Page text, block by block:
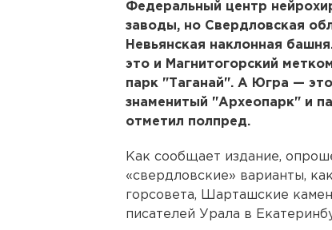
Федеральный центр
заводы, но Свердловская
Невьянская наклонная
это и Магнитогорский
парк "Таганай". А Югра —
знаменитый "Археопарк" и
отметил полпред.
Как сообщает издание,
«свердловские» варианты,
горсовета, Шарташские
писателей Урала в